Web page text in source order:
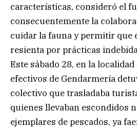
características, consideró el
consecuentemente la
cuidar la fauna y permitir que
resienta por prácticas
Este sábado 28, en la localidad
efectivos de Gendarmería
colectivo que trasladaba
quienes llevaban escondidos
ejemplares de pescados, ya